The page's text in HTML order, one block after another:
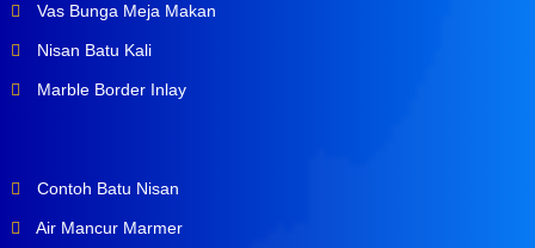
Vas Bunga Meja Makan
Nisan Batu Kali
Marble Border Inlay
Contoh Batu Nisan
Air Mancur Marmer